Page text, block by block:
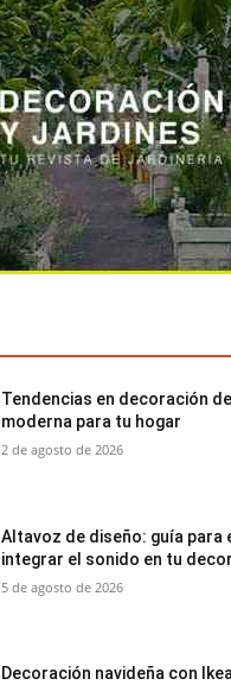
Tendencias en decoración
moderna para tu hogar
2 de agosto de 2026
Altavoz de diseño: guía para
integrar el sonido en tu
5 de agosto de 2026
Decoración navideña con